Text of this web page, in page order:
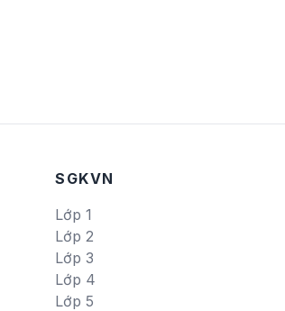
SGKVN
Lớp 1
Lớp 2
Lớp 3
Lớp 4
Lớp 5